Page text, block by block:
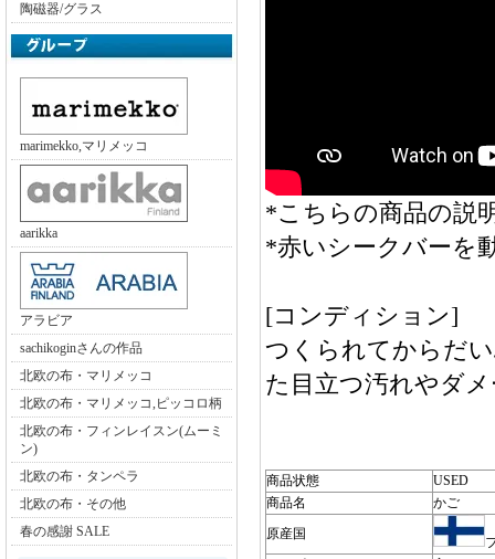
陶磁器/グラス
marimekko,マリメッコ
aarikka
アラビア
sachikoginさんの作品
北欧の布・マリメッコ
北欧の布・マリメッコ,ピッコロ柄
北欧の布・フィンレイスン(ムーミ
ン)
北欧の布・タンペラ
北欧の布・その他
春の感謝 SALE
*こちらの商品の説
*赤いシークバーを
[コンディション]
つくられてからだ
た目立つ汚れやダ
商品状態
USED
商品名
かご
原産国